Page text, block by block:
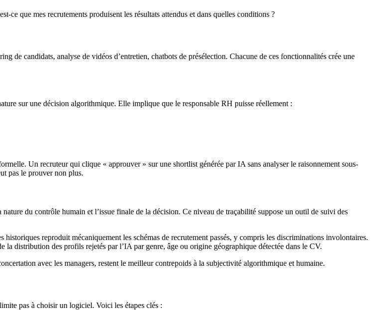
ce que mes recrutements produisent les résultats attendus et dans quelles conditions ?
de candidats, analyse de vidéos d’entretien, chatbots de présélection. Chacune de ces fonctionnalités crée une
sur une décision algorithmique. Elle implique que le responsable RH puisse réellement :
Un recruteur qui clique « approuver » sur une shortlist générée par IA sans analyser le raisonnement sous-
pas le prouver non plus.
du contrôle humain et l’issue finale de la décision. Ce niveau de traçabilité suppose un outil de suivi des
reproduit mécaniquement les schémas de recrutement passés, y compris les discriminations involontaires.
distribution des profils rejetés par l’IA par genre, âge ou origine géographique détectée dans le CV.
avec les managers, restent le meilleur contrepoids à la subjectivité algorithmique et humaine.
pas à choisir un logiciel. Voici les étapes clés :